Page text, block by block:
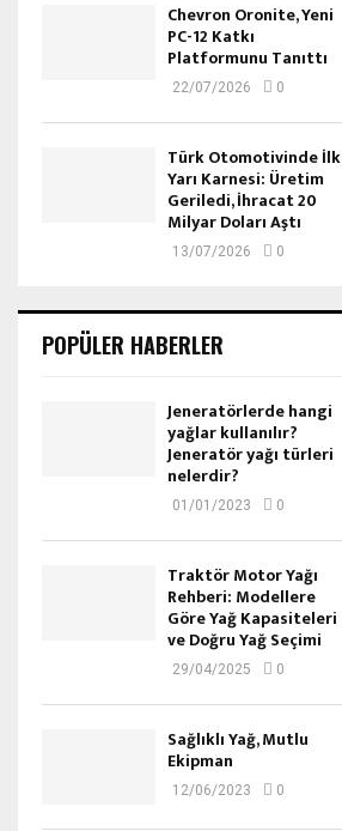
Chevron Oronite, Yeni
PC-12 Katkı
Platformunu Tanıttı
22/07/2026 0
Türk Otomotivinde İlk
Yarı Karnesi: Üretim
Geriledi, İhracat 20
Milyar Doları Aştı
13/07/2026 0
POPÜLER HABERLER
Jeneratörlerde hangi
yağlar kullanılır?
Jeneratör yağı türleri
nelerdir?
01/01/2023 0
Traktör Motor Yağı
Rehberi: Modellere
Göre Yağ Kapasiteleri
ve Doğru Yağ Seçimi
29/04/2025 0
Sağlıklı Yağ, Mutlu
Ekipman
12/06/2023 0